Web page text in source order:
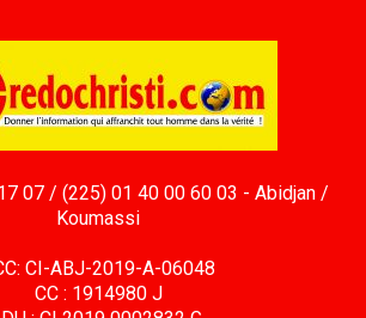
07 / (225) 01 40 00 60 03 - Abidjan /
Koumassi
CI-ABJ-2019-A-06048
CC : 1914980 J